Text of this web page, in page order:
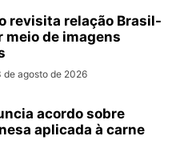
revisita relação Brasil-
meio de imagens
de agosto de 2026
acordo sobre
aplicada à carne